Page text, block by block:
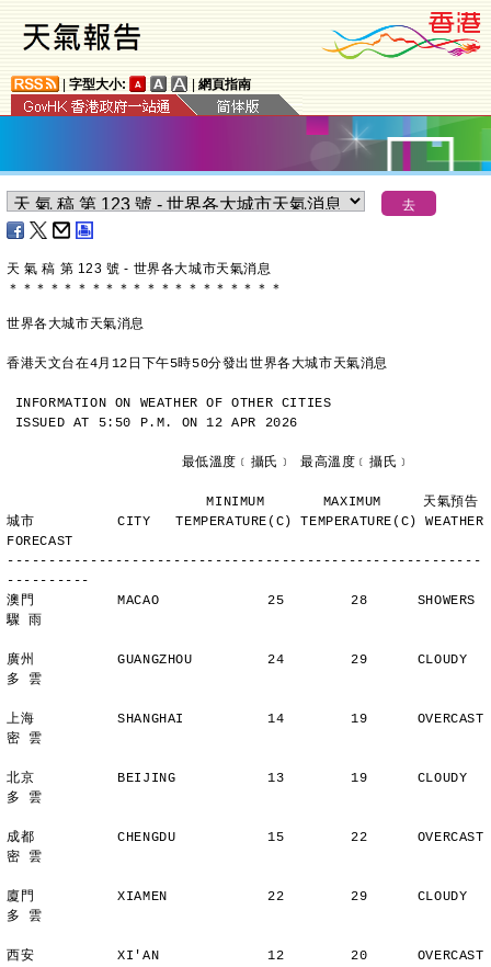
字型大小: 網頁指南
天 氣 稿 第 123 號 - 世界各大城市天氣消息
＊ ＊ ＊ ＊ ＊ ＊ ＊ ＊ ＊ ＊ ＊ ＊ ＊ ＊ ＊ ＊ ＊ ＊ ＊ ＊
世界各大城市天氣消息
香港天文台在4月12日下午5時50分發出世界各大城市天氣消息
INFORMATION ON WEATHER OF OTHER CITIES
ISSUED AT 5:50 P.M. ON 12 APR 2026
                     最低溫度﹝攝氏﹞ 最高溫度﹝攝氏﹞
                        MINIMUM       MAXIMUM     天氣預告
城市          CITY   TEMPERATURE(C) TEMPERATURE(C) WEATHER
FORECAST
---------------------------------------------------------
----------
澳門          MACAO             25        28      SHOWERS
驟 雨
廣州          GUANGZHOU         24        29      CLOUDY
多 雲
上海          SHANGHAI          14        19      OVERCAST
密 雲
北京          BEIJING           13        19      CLOUDY
多 雲
成都          CHENGDU           15        22      OVERCAST
密 雲
廈門          XIAMEN            22        29      CLOUDY
多 雲
西安          XI'AN             12        20      OVERCAST